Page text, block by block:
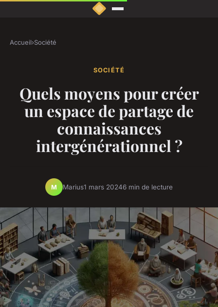
Accueil›Société
SOCIÉTÉ
Quels moyens pour créer
un espace de partage de
connaissances
intergénérationnel ?
M Marius1 mars 20246 min de lecture